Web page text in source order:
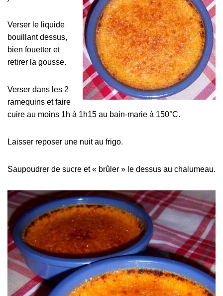
Verser le liquide
bouillant dessus,
bien fouetter et
retirer la gousse.
Verser dans les 2
ramequins et faire
cuire au moins 1h à 1h15 au bain-marie à 150°C.
Laisser reposer une nuit au frigo.
Saupoudrer de sucre et « brûler » le dessus au chalumeau.